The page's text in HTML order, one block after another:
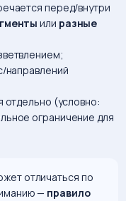
перед/внутри
или разные
направлений
отдельно (условно:
ограничение для
отличаться по
— правило